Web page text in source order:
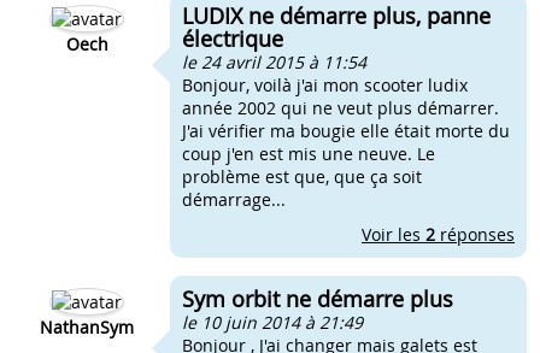
Oech
LUDIX ne démarre plus, panne
électrique
le 24 avril 2015 à 11:54
Bonjour, voilà j'ai mon scooter ludix
année 2002 qui ne veut plus démarrer.
J'ai vérifier ma bougie elle était morte du
coup j'en est mis une neuve. Le
problème est que, que ça soit
démarrage...
Voir les 2 réponses
NathanSym
Sym orbit ne démarre plus
le 10 juin 2014 à 21:49
Bonjour , J'ai changer mais galets est